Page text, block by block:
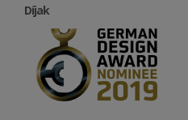
Díjak